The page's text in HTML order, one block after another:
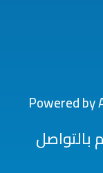
Powered by
بالتواصل